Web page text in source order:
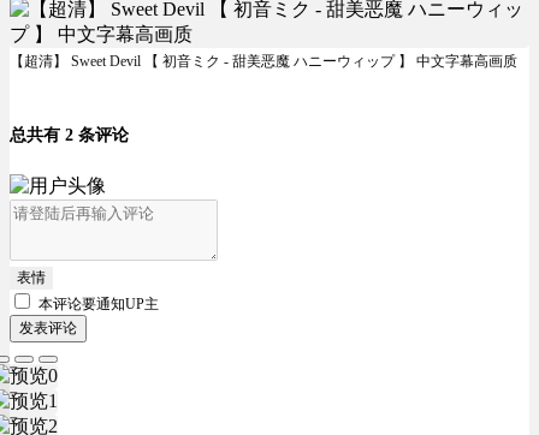
【超清】 Sweet Devil 【 初音ミク - 甜美恶魔 ハニーウィップ 】 中文字幕高画质
总共有 2 条评论
表情
本评论要通知UP主
发表评论